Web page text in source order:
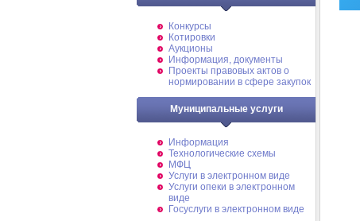
Конкурсы
Котировки
Аукционы
Информация, документы
Проекты правовых актов о
нормировании в сфере закупок
Муниципальные услуги
Информация
Технологические схемы
МФЦ
Услуги в электронном виде
Услуги опеки в электронном
виде
Госуслуги в электронном виде